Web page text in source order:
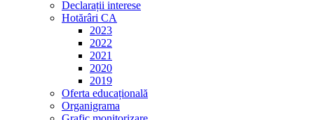
Declarații interese
Hotărâri CA
2023
2022
2021
2020
2019
Oferta educațională
Organigrama